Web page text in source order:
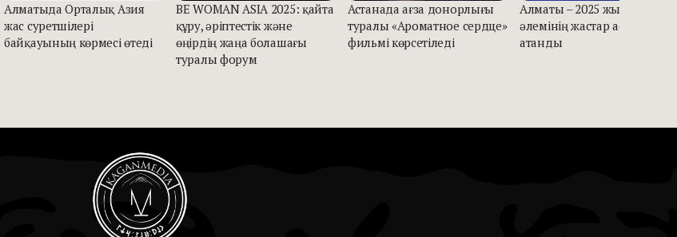
Алматыда Орталық Азия
жас суретшілері
байқауының көрмесі өтеді
BE WOMAN ASIA 2025: қайта
құру, әріптестік және
өңірдің жаңа болашағы
туралы форум
Астанада ағза донорлығы
туралы «Ароматное сердце»
фильмі көрсетіледі
Алматы – 2025 жылғы Түркі
әлемінің жастар астанасы
атанды